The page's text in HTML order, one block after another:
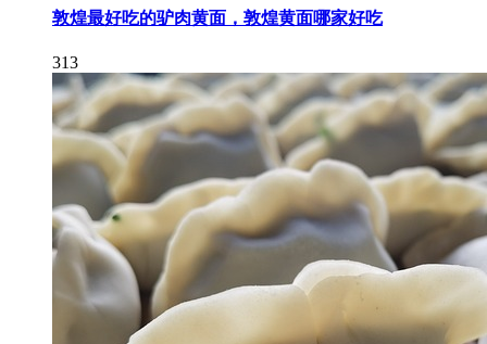
敦煌最好吃的驴肉黄面，敦煌黄面哪家好吃
313